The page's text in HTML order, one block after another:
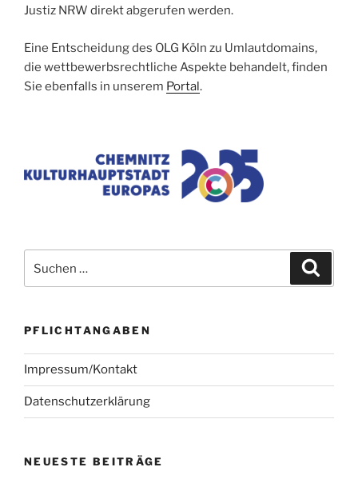
Justiz NRW direkt abgerufen werden.
Eine Entscheidung des OLG Köln zu Umlautdomains,
die wettbewerbsrechtliche Aspekte behandelt, finden
Sie ebenfalls in unserem Portal.
nach:
PFLICHTANGABEN
Impressum/Kontakt
Datenschutzerklärung
NEUESTE BEITRÄGE